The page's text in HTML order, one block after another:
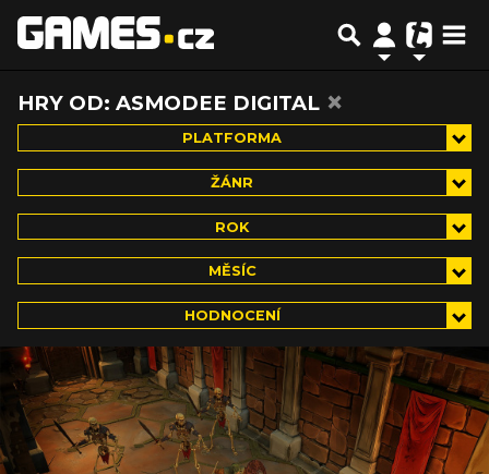
HRY OD: ASMODEE DIGITAL ×
PLATFORMA
ŽÁNR
ROK
MĚSÍC
HODNOCENÍ